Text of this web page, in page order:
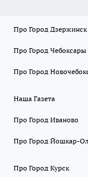
Про Город Дзержинск
Про Город Чебоксары
Про Город
Наша Газета
Про Город Иваново
Про Город Йошкар-
Про Город Курск